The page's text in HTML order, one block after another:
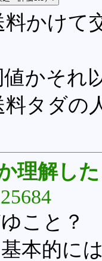
料かけて
値かそれ
タダの
理解した
こと？
本的に